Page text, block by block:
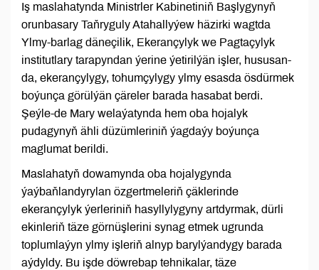
Iş maslahatynda Ministrler Kabinetiniň Başlygynyň
orunbasary Taňryguly Atahallyýew häzirki wagtda
Ylmy-barlag däneçilik, Ekerançylyk we Pagtaçylyk
institutlary tarapyndan ýerine ýetirilýän işler, hususan-
da, ekerançylygy, tohumçylygy ylmy esasda ösdürmek
boýunça görülýän çäreler barada hasabat berdi.
Şeýle-de Mary welaýatynda hem oba hojalyk
pudagynyň ähli düzümleriniň ýagdaýy boýunça
maglumat berildi.
Maslahatyň dowamynda oba hojalygynda
ýaýbaňlandyrylan özgertmeleriň çäklerinde
ekerançylyk ýerleriniň hasyllylygyny artdyrmak, dürli
ekinleriň täze görnüşlerini synag etmek ugrunda
toplumlaýyn ylmy işleriň alnyp barylýandygy barada
aýdyldy. Bu işde döwrebap tehnikalar, täze